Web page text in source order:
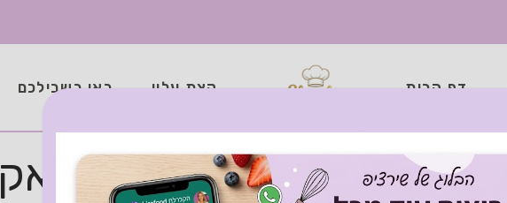
דף הבית קצת עליי כאן בשבילכם
״טורשי״ כמו בעיראק